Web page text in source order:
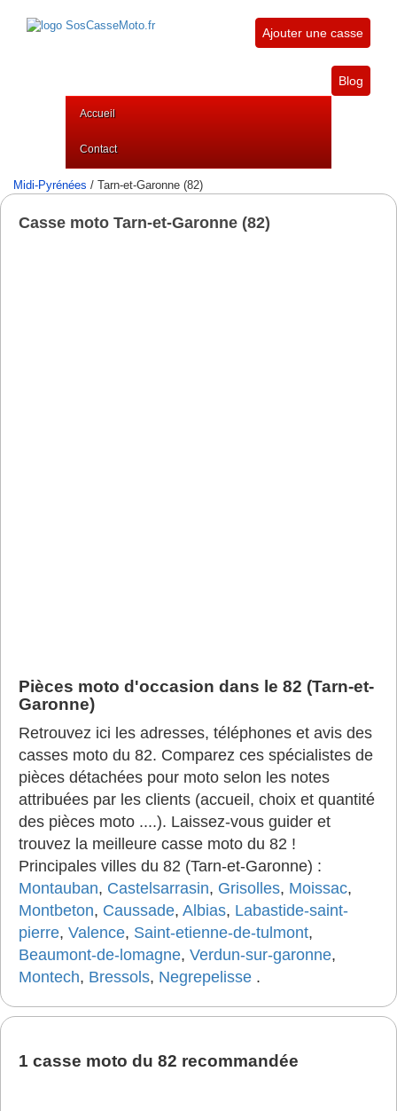
Ajouter une casse
Blog
Accueil
Contact
Midi-Pyrénées / Tarn-et-Garonne (82)
Casse moto Tarn-et-Garonne (82)
Pièces moto d'occasion dans le 82 (Tarn-et-
Garonne)
Retrouvez ici les adresses, téléphones et avis des
casses moto du 82. Comparez ces spécialistes de
pièces détachées pour moto selon les notes
attribuées par les clients (accueil, choix et quantité
des pièces moto ....). Laissez-vous guider et
trouvez la meilleure casse moto du 82 !
Principales villes du 82 (Tarn-et-Garonne) :
Montauban, Castelsarrasin, Grisolles, Moissac,
Montbeton, Caussade, Albias, Labastide-saint-
pierre, Valence, Saint-etienne-de-tulmont,
Beaumont-de-lomagne, Verdun-sur-garonne,
Montech, Bressols, Negrepelisse .
1 casse moto du 82 recommandée